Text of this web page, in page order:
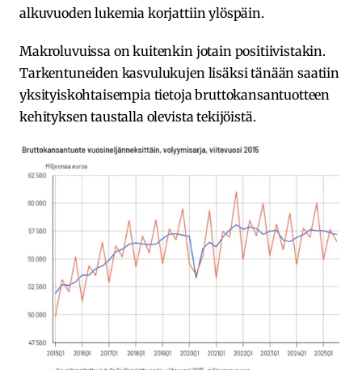
alkuvuoden lukemia korjattiin ylöspäin.
Makroluvuissa on kuitenkin jotain positiivistakin.
Tarkentuneiden kasvulukujen lisäksi tänään saatiin
yksityiskohtaisempia tietoja bruttokansantuotteen
kehityksen taustalla olevista tekijöistä.